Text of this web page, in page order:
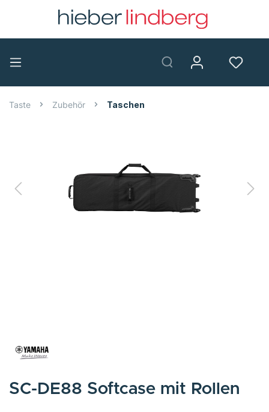
Taste Zubehör Taschen
SC-DE88 Softcase mit Rollen